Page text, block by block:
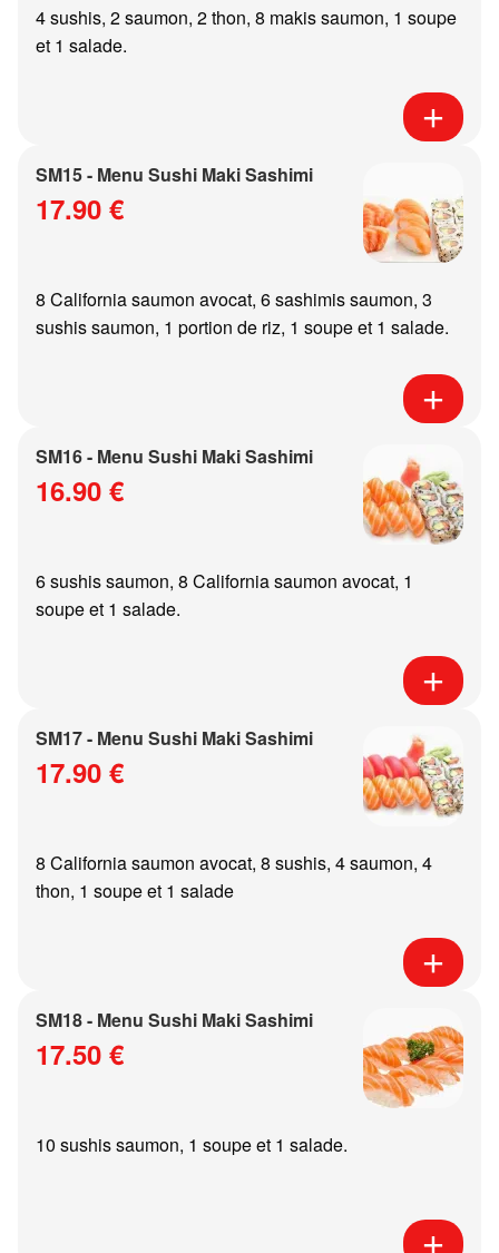
4 sushis, 2 saumon, 2 thon, 8 makis saumon, 1 soupe
et 1 salade.
SM15 - Menu Sushi Maki Sashimi
17.90 €
8 California saumon avocat, 6 sashimis saumon, 3
sushis saumon, 1 portion de riz, 1 soupe et 1 salade.
SM16 - Menu Sushi Maki Sashimi
16.90 €
6 sushis saumon, 8 California saumon avocat, 1
soupe et 1 salade.
SM17 - Menu Sushi Maki Sashimi
17.90 €
8 California saumon avocat, 8 sushis, 4 saumon, 4
thon, 1 soupe et 1 salade
SM18 - Menu Sushi Maki Sashimi
17.50 €
10 sushis saumon, 1 soupe et 1 salade.